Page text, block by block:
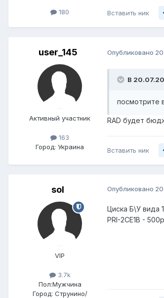
180 Вставить ник
user_145
Активный участник
163
Город: Украина
Опубликовано
В
посмотрите
RAD будет
Вставить ник
sol
VIP
3.7k
Пол:Мужчина
Город: Струнино/
Опубликовано
Циска Б\У вида
PRI-2CE1B -